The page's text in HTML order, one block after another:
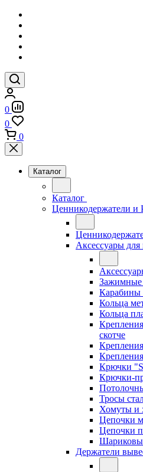
0
0
0
Каталог
Каталог
Ценникодержатели и
Аксессуары
Зажимные
Карабины
Кольца
Кольца
скотче
Крючки
Крючки-
Тросы
Хомуты и
Цепочки
Цепочки
Держатели